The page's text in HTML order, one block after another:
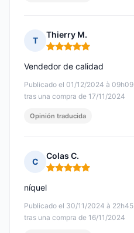
T
Thierry M.
Nota: 5 de 5
Publicado el 01/12/2024 à 09h09
tras una compra de 17/11/2024
Vendedor de calidad
Opinión traducida
C
Colas C.
Nota: 5 de 5
Publicado el 30/11/2024 à 22h45
tras una compra de 16/11/2024
níquel